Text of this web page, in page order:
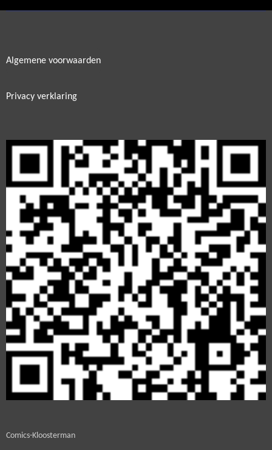
Algemene voorwaarden
Privacy verklaring
Comics-Kloosterman